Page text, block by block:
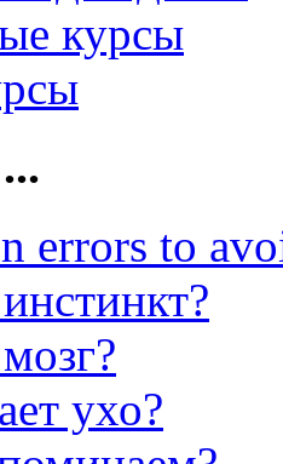
курсы
errors to
ухо?